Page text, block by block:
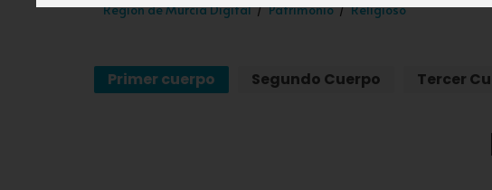
Región de Murcia Digital Patrimonio Religioso
Primer cuerpo Segundo Cuerpo Tercer